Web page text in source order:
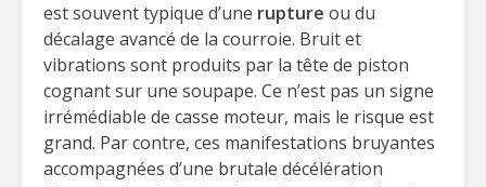
est souvent typique d’une rupture ou du
décalage avancé de la courroie. Bruit et
vibrations sont produits par la tête de piston
cognant sur une soupape. Ce n’est pas un signe
irrémédiable de casse moteur, mais le risque est
grand. Par contre, ces manifestations bruyantes
accompagnées d’une brutale décélération